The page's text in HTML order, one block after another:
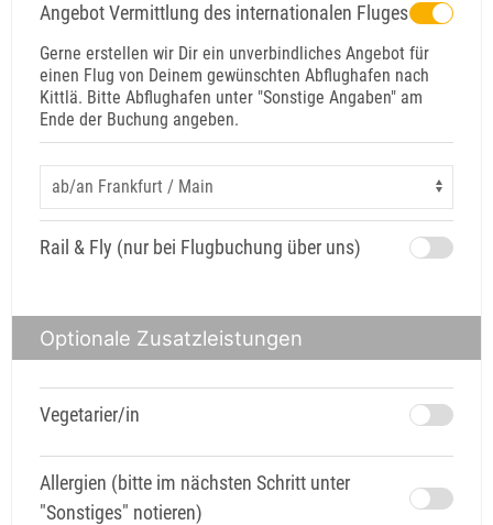
Angebot Vermittlung des internationalen Fluges
Gerne erstellen wir Dir ein unverbindliches Angebot für
einen Flug von Deinem gewünschten Abflughafen nach
Kittlä. Bitte Abflughafen unter "Sonstige Angaben" am
Ende der Buchung angeben.
Rail & Fly (nur bei Flugbuchung über uns)
Optionale Zusatzleistungen
Vegetarier/in
Allergien (bitte im nächsten Schritt unter
"Sonstiges" notieren)